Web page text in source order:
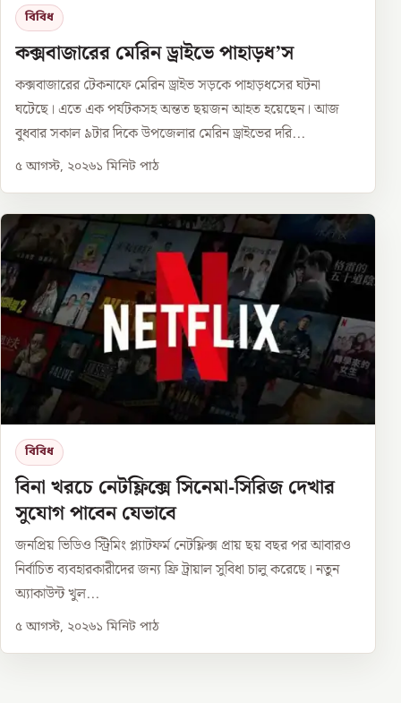
বিবিধ
কক্সবাজারের মেরিন ড্রাইভে পাহাড়ধ’স
কক্সবাজারের টেকনাফে মেরিন ড্রাইভ সড়কে পাহাড়ধসের ঘটনা
ঘটেছে। এতে এক পর্যটকসহ অন্তত ছয়জন আহত হয়েছেন। আজ
বুধবার সকাল ৯টার দিকে উপজেলার মেরিন ড্রাইভের দরি...
৫ আগস্ট, ২০২৬১ মিনিট পাঠ
বিবিধ
বিনা খরচে নেটফ্লিক্সে সিনেমা-সিরিজ দেখার
সুযোগ পাবেন যেভাবে
জনপ্রিয় ভিডিও স্ট্রিমিং প্ল্যাটফর্ম নেটফ্লিক্স প্রায় ছয় বছর পর আবারও
নির্বাচিত ব্যবহারকারীদের জন্য ফ্রি ট্রায়াল সুবিধা চালু করেছে। নতুন
অ্যাকাউন্ট খুল...
৫ আগস্ট, ২০২৬১ মিনিট পাঠ